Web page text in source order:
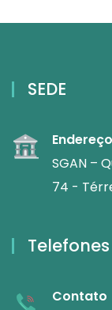
SEDE
Endereço
SGAN –
74 -
Telefones
Contato